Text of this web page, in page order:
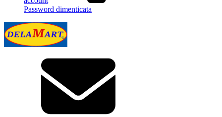
Password dimenticata